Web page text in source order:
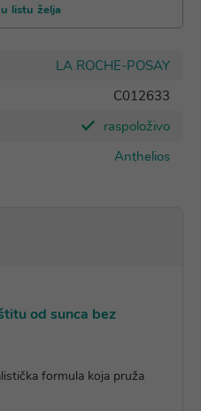
listu želja
LA ROCHE-POSAY
C012633
raspoloživo
Anthelios
od sunca bez
formula koja pruža